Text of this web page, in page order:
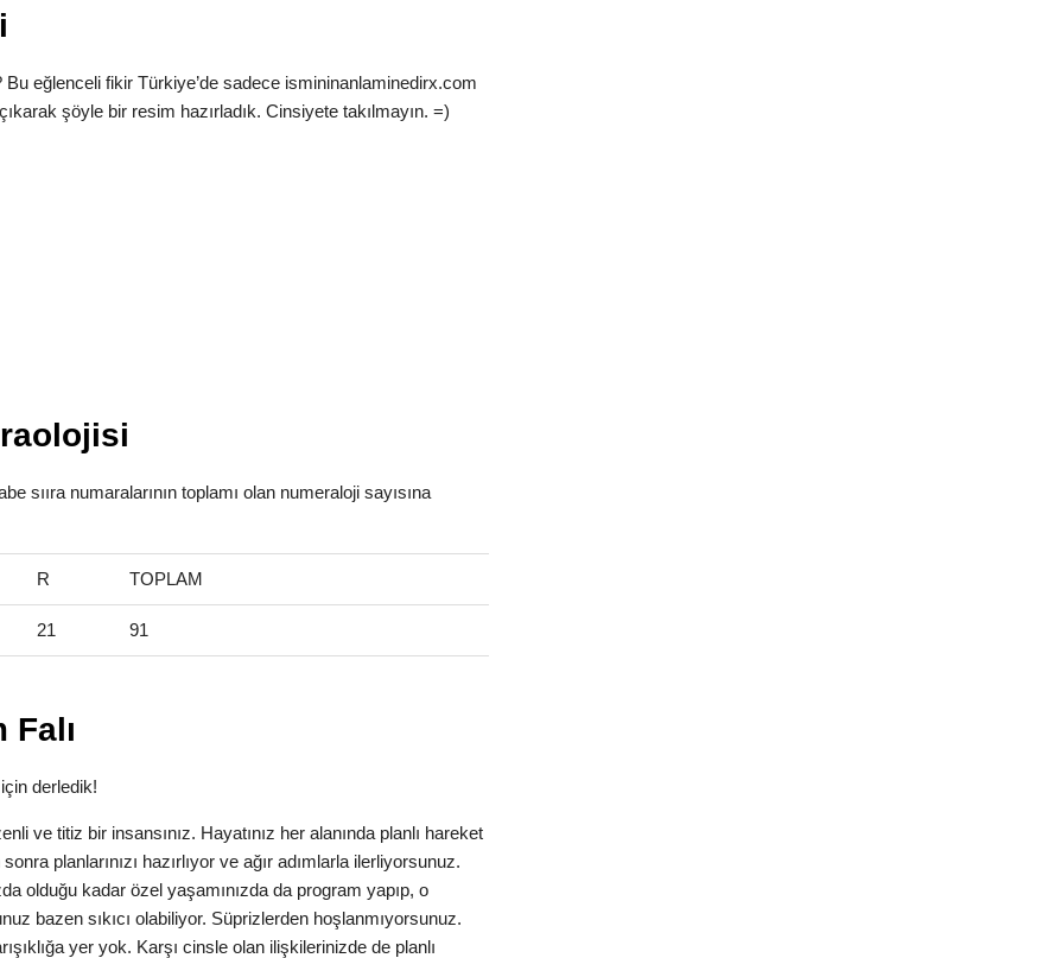
eğlenceli fikir Türkiye’de sadece ismininanlaminedirx.com
şöyle bir resim hazırladık. Cinsiyete takılmayın. =)
sııra numaralarının toplamı olan numeraloji sayısına
R TOPLAM
21 91
derledik!
ve titiz bir insansınız. Hayatınız her alanında planlı hareket
planlarınızı hazırlıyor ve ağır adımlarla ilerliyorsunuz.
olduğu kadar özel yaşamınızda da program yapıp, o
bazen sıkıcı olabiliyor. Süprizlerden hoşlanmıyorsunuz.
yer yok. Karşı cinsle olan ilişkilerinizde de planlı